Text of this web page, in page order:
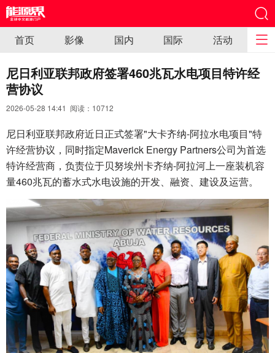
首页 影像 国内 国际 活动
尼日利亚联邦政府签署460兆瓦水电项目特许经
营协议
2026-05-28 14:41 阅读： 10712
尼日利亚联邦政府近日正式签署"大卡齐纳-阿拉水电项目"特
许经营协议，同时指定Maverick Energy Partners公司为首选
特许经营商，负责位于贝努埃州卡齐纳-阿拉河上一座装机容
量460兆瓦的蓄水式水电设施的开发、融资、建设及运营。